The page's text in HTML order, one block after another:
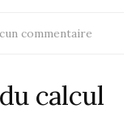
commentaire
calcul